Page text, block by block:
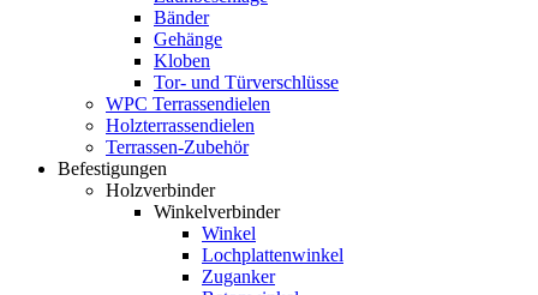
Bänder
Gehänge
Kloben
Tor- und Türverschlüsse
WPC Terrassendielen
Holzterrassendielen
Terrassen-Zubehör
Befestigungen
Holzverbinder
Winkelverbinder
Winkel
Lochplattenwinkel
Zuganker